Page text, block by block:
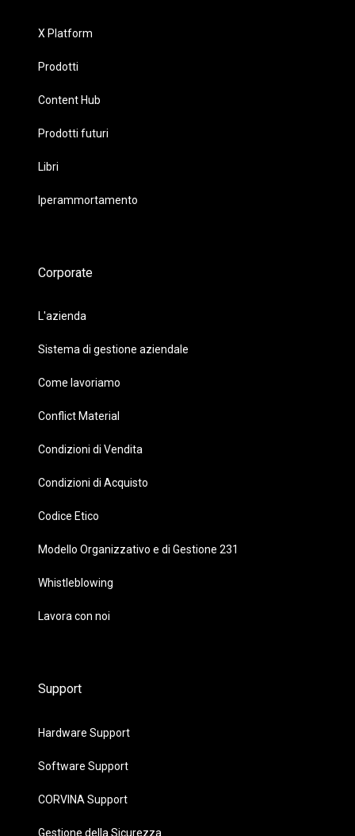
X Platform
Prodotti
Content Hub
Prodotti futuri
Libri
Iperammortamento
Corporate
L'azienda
Sistema di gestione aziendale
Come lavoriamo
Conflict Material
Condizioni di Vendita
Condizioni di Acquisto
Codice Etico
Modello Organizzativo e di Gestione 231
Whistleblowing
Lavora con noi
Support
Hardware Support
Software Support
CORVINA Support
Gestione della Sicurezza